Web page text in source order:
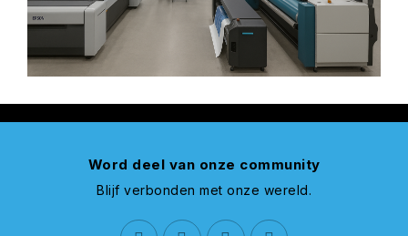
Word deel van onze community
Blijf verbonden met onze wereld.